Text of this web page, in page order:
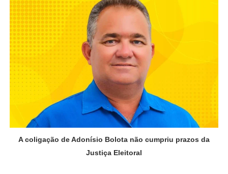
A coligação de Adonísio Bolota não cumpriu prazos da
Justiça Eleitoral